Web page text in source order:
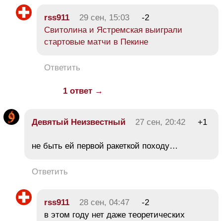
rss911 29 сен, 15:03
-2
Свитолина и Ястремская выиграли
стартовые матчи в Пекине
Ответить
1 ответ →
Девятый Неизвестный 27 сен, 20:42 +1
не быть ей первой ракеткой походу…
Ответить
rss911 28 сен, 04:47
-2
в этом году нет даже теоретических